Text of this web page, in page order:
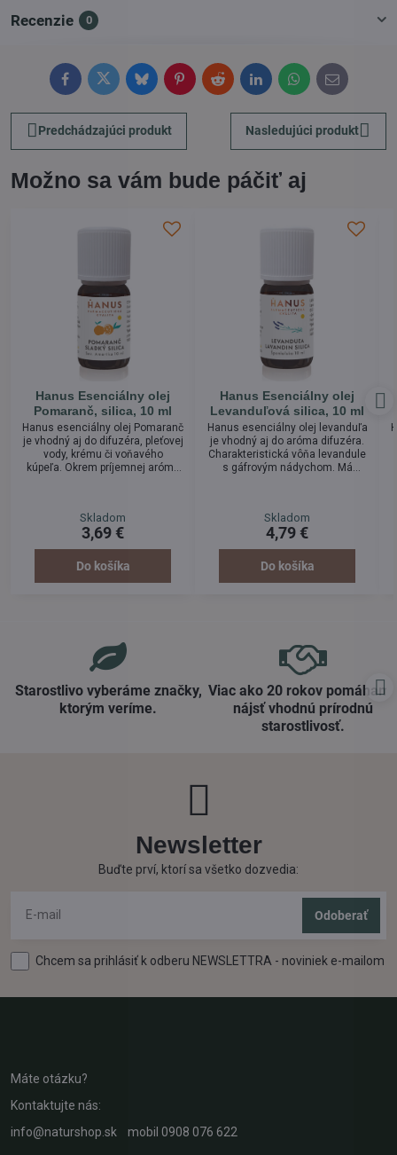
Recenzie 0
FacebookTwitterBlueskyPinterestRedditLinkedInWhatsApp
E-
mail
Predchádzajúci produkt Nasledujúci produkt
Možno sa vám bude páčiť aj
Hanus Esenciálny olej
Pomaranč, silica, 10 ml
Hanus esenciálny olej Pomaranč
je vhodný aj do difuzéra, pleťovej
vody, krému či voňavého
kúpeľa. Okrem príjemnej arómy
nervozite, úzkosti. Urobte si
príjemnú atmosféru a zrelaxujte.
Skladom
3,69 €
Do košíka
Hanus Esenciálny olej
Levanduľová silica, 10 ml
Hanus esenciálny olej levanduľa
je vhodný aj do aróma difuzéra.
Charakteristická vôňa levandule
s gáfrovým nádychom. Má
dýchacích ciest, proti zápalom,
proti kŕčom, reumatizmu,
nervovému vypätiu, nespavosti,
migrénam či detským všiam.
Skladom
4,79 €
Do košíka
Starostlivo vyberáme značky,
ktorým veríme​.
Viac ako 20 rokov
nájsť vhodnú prírodnú
starostlivosť​.
Newsletter
Buďte prví, ktorí sa všetko dozvedia:
Odoberať
Chcem sa prihlásiť k odberu NEWSLETTRA - noviniek e-mailom
Máte otázku?
Kontaktujte nás:
info@naturshop.sk mobil 0908 076 622